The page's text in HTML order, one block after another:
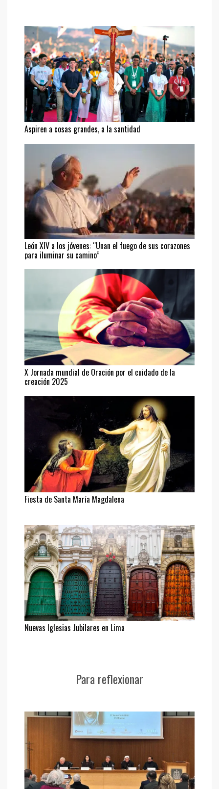
Aspiren a cosas grandes, a la santidad
León XIV a los jóvenes: “Unan el fuego de sus corazones
para iluminar su camino”
X Jornada mundial de Oración por el cuidado de la
creación 2025
Fiesta de Santa María Magdalena
Nuevas Iglesias Jubilares en Lima
Para reflexionar